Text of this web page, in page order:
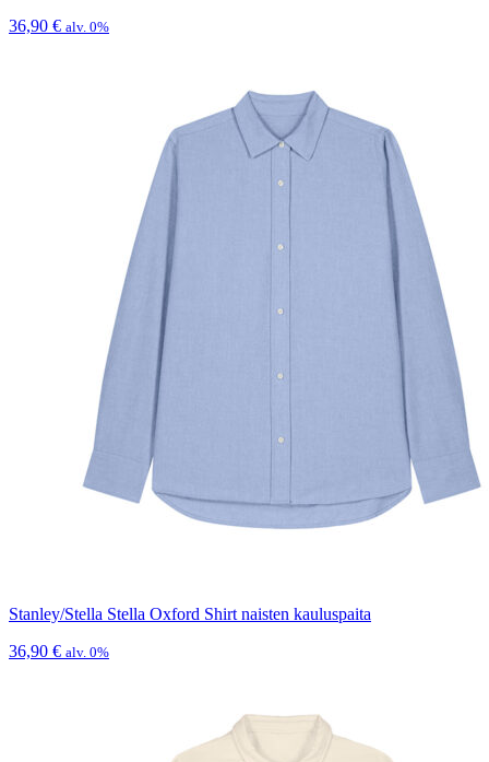
36,90 € alv. 0%
Stanley/Stella Stella Oxford Shirt naisten kauluspaita
36,90 € alv. 0%